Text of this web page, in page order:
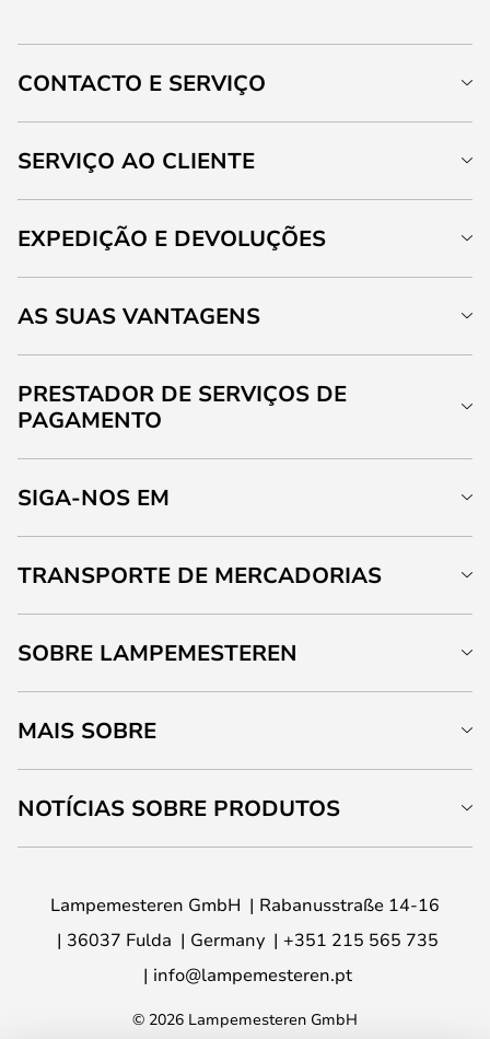
CONTACTO E SERVIÇO
SERVIÇO AO CLIENTE
EXPEDIÇÃO E DEVOLUÇÕES
AS SUAS VANTAGENS
PRESTADOR DE SERVIÇOS DE
PAGAMENTO
SIGA-NOS EM
TRANSPORTE DE MERCADORIAS
SOBRE LAMPEMESTEREN
MAIS SOBRE
NOTÍCIAS SOBRE PRODUTOS
Lampemesteren GmbH
Rabanusstraße 14-16
36037 Fulda
Germany
+351 215 565 735
info@lampemesteren.pt
© 2026 Lampemesteren GmbH